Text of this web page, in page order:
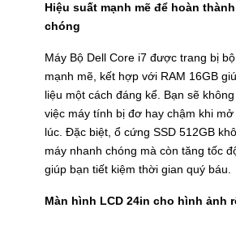
Hiệu suất mạnh mẽ để hoàn
chóng
Máy Bộ Dell Core i7 được trang bị
mạnh mẽ, kết hợp với RAM 16GB
liệu một cách đáng kể. Bạn sẽ
việc máy tính bị đơ hay chậm khi
lúc. Đặc biệt, ổ cứng SSD 512GB
máy nhanh chóng mà còn tăng tốc
giúp bạn tiết kiệm thời gian quý báu.
Màn hình LCD 24in cho hình ảnh